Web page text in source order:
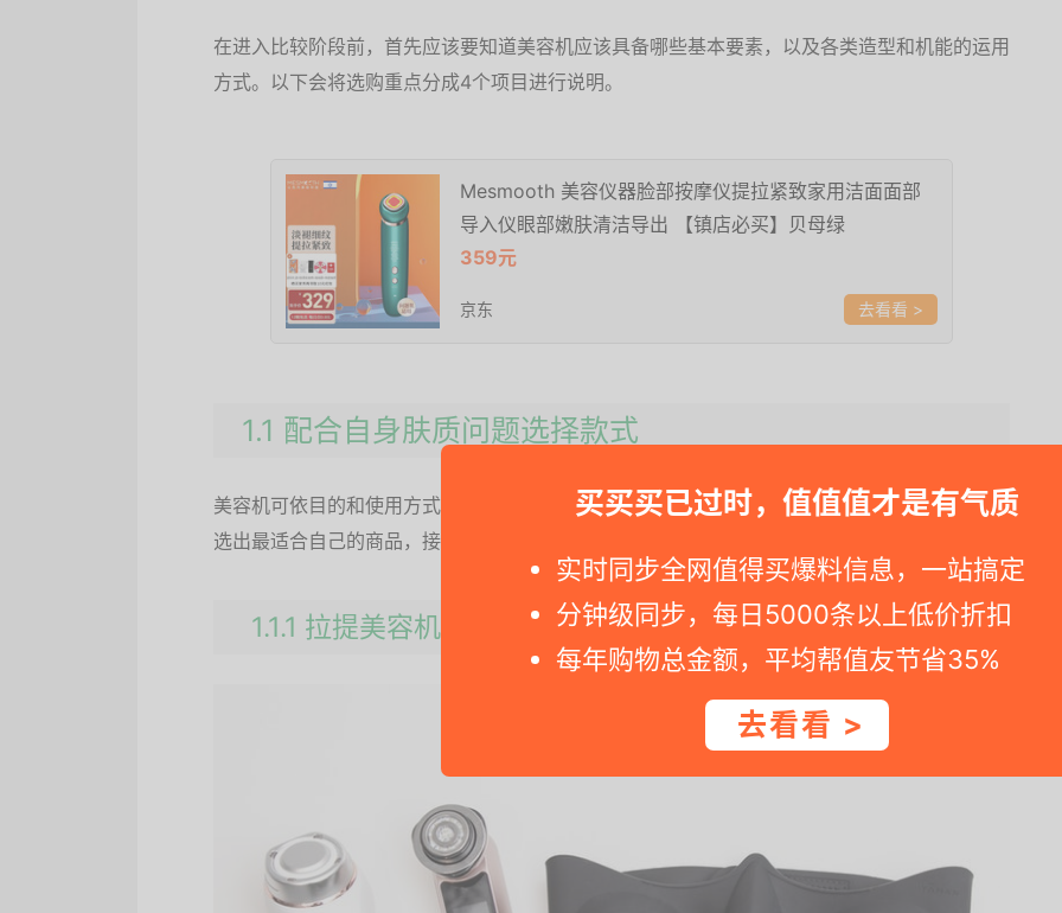
买买买已过时，值值值才是有气质
实时同步全网值得买爆料信息，一站搞定
分钟级同步，每日5000条以上低价折扣
每年购物总金额，平均帮值友节省35%
去看看 >
在进入比较阶段前，首先应该要知道美容机应该具备哪些基本要素，以及各类造型和机能的运用
方式。以下会将选购重点分成4个项目进行说明。
Mesmooth 美容仪器脸部按摩仪提拉紧致家用洁面面部
导入仪眼部嫩肤清洁导出 【镇店必买】贝母绿
359元
京东 >
1.1 配合自身肤质问题选择款式
美容机可依目的和使用方式分成多种类型，在选择前得先厘清自身主要的肌肤烦恼，才能成功挑
选出最适合自己的商品，接下来就介绍四种常见的美容机类别供大家参考。
1.1.1 拉提美容机：可紧致肌肤、改善下垂